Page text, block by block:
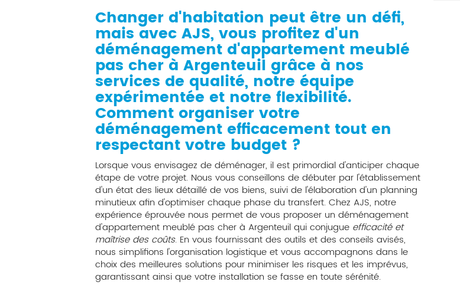
Changer d'habitation peut être un défi,
mais avec AJS, vous profitez d'un
déménagement d'appartement meublé
pas cher à Argenteuil grâce à nos
services de qualité, notre équipe
expérimentée et notre flexibilité.
Comment organiser votre
déménagement efficacement tout en
respectant votre budget ?
Lorsque vous envisagez de déménager, il est primordial d'anticiper chaque
étape de votre projet. Nous vous conseillons de débuter par l'établissement
d'un état des lieux détaillé de vos biens, suivi de l'élaboration d'un planning
minutieux afin d'optimiser chaque phase du transfert. Chez AJS, notre
expérience éprouvée nous permet de vous proposer un déménagement
d'appartement meublé pas cher à Argenteuil qui conjugue efficacité et
maîtrise des coûts. En vous fournissant des outils et des conseils avisés,
nous simplifions l'organisation logistique et vous accompagnons dans le
choix des meilleures solutions pour minimiser les risques et les imprévus,
garantissant ainsi que votre installation se fasse en toute sérénité.